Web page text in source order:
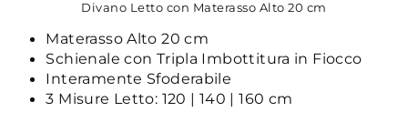
Divano Letto con Materasso Alto 20 cm
Materasso Alto 20 cm
Schienale con Tripla Imbottitura in Fiocco
Interamente Sfoderabile
3 Misure Letto: 120 | 140 | 160 cm